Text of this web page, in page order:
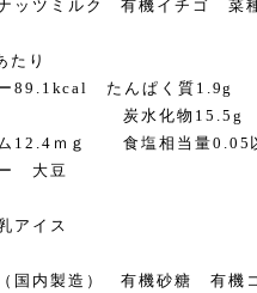
ッツミルク 有機イチゴ 菜
たり
89.1kcal たんぱく質1.9g
炭水化物15.5g
12.4ｍｇ 食塩相当量0.05
大豆
アイス
国内製造） 有機砂糖 有機